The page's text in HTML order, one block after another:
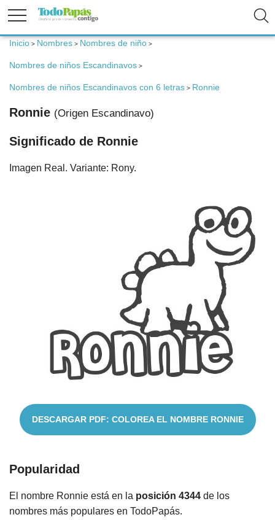
Fertilidad
Embarazo
Niños
Inicio > Nombres > Nombres de niño >
Nombres de niños Escandinavos >
Nombres de niños Escandinavos con 6 letras > Ronnie
Ronnie (Origen Escandinavo)
Significado de Ronnie
Imagen Real. Variante: Rony.
DESCARGAR PDF: COLOREA EL NOMBRE RONNIE
Popularidad
El nombre Ronnie está en la posición 4344 de los
nombres más populares en TodoPapás.